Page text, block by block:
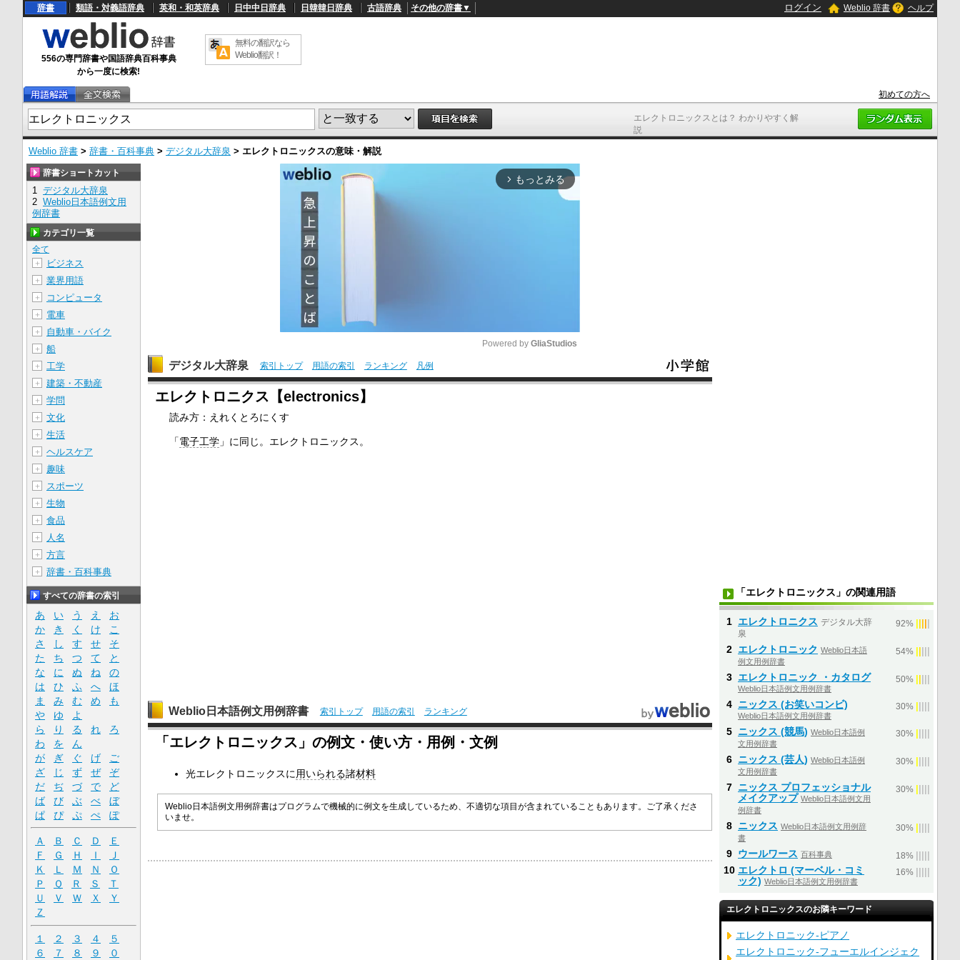
エレクトロニックスとは？ わかりやすく解
説
辞書 類語・対義語辞典 英和・和英辞典 日中中日辞典 日韓韓日辞典 古語辞典 その他の辞書▼ ログイン Weblio 辞書 ヘルプ
556の専門辞書や国語辞典百科事典
から一度に検索!
無料の翻訳なら
Weblio翻訳！
初めての方へ
Weblio 辞書 > 辞書・百科事典 > デジタル大辞泉 > エレクトロニックスの意味・解説
arrow_forward_ios もっとみる
M
Powered by GliaStudios
デジタル大辞泉 索引トップ 用語の索引 ランキング 凡例
エレクトロニクス【electronics】
読み方：えれくとろにくす
「電子工学 」に同じ。エレクトロニックス。
Weblio日本語例文用例辞書 索引トップ 用語の索引 ランキング
「エレクトロニックス」の例文・使い方・用例・文例
光エレクトロニックスに 用いられる諸材料
Weblio日本語例文用例辞書はプログラムで機械的に例文を生成しているため、不適切な項目が含まれていることもあります。ご了承くださ
いませ。
辞書ショートカット
1 デジタル大辞泉
2 Weblio日本語例文用
例辞書
カテゴリ一覧
全て
＋
ビジネス
＋ 業界用語
＋ コンピュータ
＋ 電車
＋ 自動車・バイク
＋ 船
＋ 工学
＋ 建築・不動産
＋ 学問
＋ 文化
＋ 生活
＋ ヘルスケア
＋ 趣味
＋ スポーツ
＋ 生物
＋ 食品
＋ 人名
＋ 方言
＋ 辞書・百科事典
すべての辞書の索引
あ い う え
お
か
き く け
こ
さ
し す せ
そ
た
ち つ て
と
な
に ぬ ね
の
は
ひ ふ へ
ほ
ま
み む め
も
や
ゆ
よ
ら
り る れ
ろ
わ
を
ん
が
ぎ ぐ げ
ご
ざ
じ ず ぜ
ぞ
だ
ぢ づ で
ど
ば
び ぶ べ
ぼ
ぱ
ぴ ぷ ぺ ぽ
Ａ Ｂ Ｃ Ｄ
Ｅ
Ｆ
Ｇ Ｈ Ｉ
Ｊ
Ｋ
Ｌ Ｍ Ｎ
Ｏ
Ｐ
Ｑ Ｒ Ｓ
Ｔ
Ｕ
Ｖ Ｗ Ｘ
Ｙ
Ｚ
１ ２ ３ ４
５
６
７ ８ ９ ０
「エレクトロニックス」の関連用語
1 エレクトロニクス デジタル大辞
泉
92%
2 エレクトロニック Weblio日本語
例文用例辞書
54%
3 エレクトロニック ・カタログ
Weblio日本語例文用例辞書
50%
4 ニックス (お笑いコンビ)
Weblio日本語例文用例辞書
30%
5 ニックス (競馬) Weblio日本語例
文用例辞書
30%
6 ニックス (芸人) Weblio日本語例
文用例辞書
30%
7 ニックス プロフェッショナル
メイクアップ Weblio日本語例文用
例辞書
30%
8 ニックス Weblio日本語例文用例辞
書
30%
9 ウールワース 百科事典 18%
10 エレクトロ (マーベル・コミ
ック) Weblio日本語例文用例辞書
16%
エレクトロニックスのお隣キーワード
エレクトロニック‐ピアノ
エレクトロニック‐フューエルインジェク